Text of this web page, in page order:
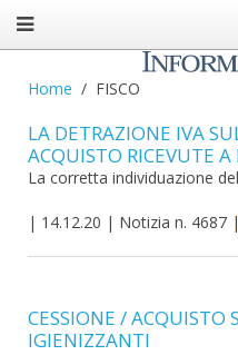
Home FISCO
LA DETRAZIONE IVA
ACQUISTO RICEVUTE
La corretta individuazione
| 14.12.20 | Notizia n. 4687 |
CESSIONE / ACQUISTO
IGIENIZZANTI